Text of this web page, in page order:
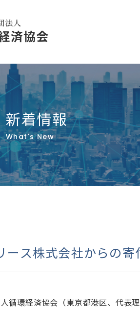
新着情報
What's New
ース株式会社からの
循環経済協会（東京都港区、代